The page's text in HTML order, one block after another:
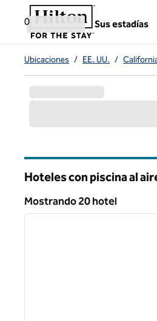
Saltar a contenido
0
Sus estadías
,abre una pestaña
Ubicaciones / EE. UU. /
Hoteles con piscina al
Mostrando 20 hotel
Mostrando 20 hotel
1 de 8